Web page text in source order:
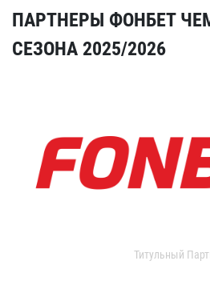
ПАРТНЕРЫ ФОНБЕТ
СЕЗОНА 2025/2026
Титульный